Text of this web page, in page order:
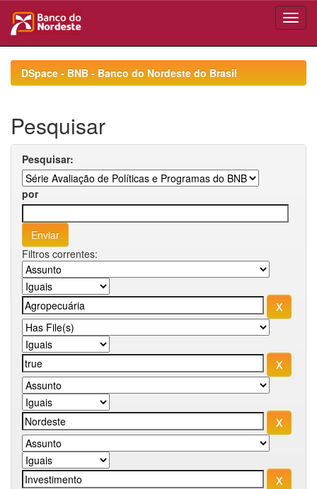
navigationDSpace - BNB - Banco do Nordeste do Brasil
Pesquisar
Pesquisar:
por
Filtros correntes: